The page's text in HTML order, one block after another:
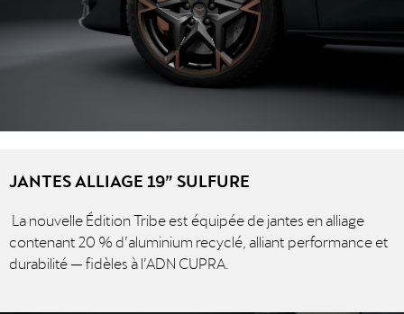
JANTES ALLIAGE 19” SULFURE
La nouvelle Édition Tribe est équipée de jantes en alliage
contenant 20 % d’aluminium recyclé, alliant performance et
durabilité — fidèles à l’ADN CUPRA.